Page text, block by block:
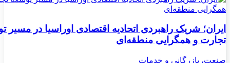
ایران؛ شریک راهبردی اتحادیه اقتصادی اوراسیا در مسیر
تجارت و همگرایی منطقه‌ای
صنعت، بازرگانی و خدمات